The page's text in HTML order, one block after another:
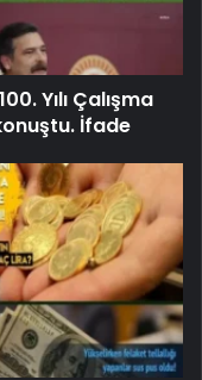
Yılı Çalışma
İfade